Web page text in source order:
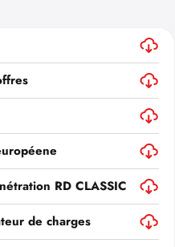
RD CLASSIC
de charges